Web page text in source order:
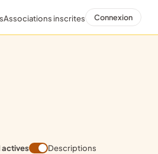
Associations inscrites Connexion
actives Descriptions